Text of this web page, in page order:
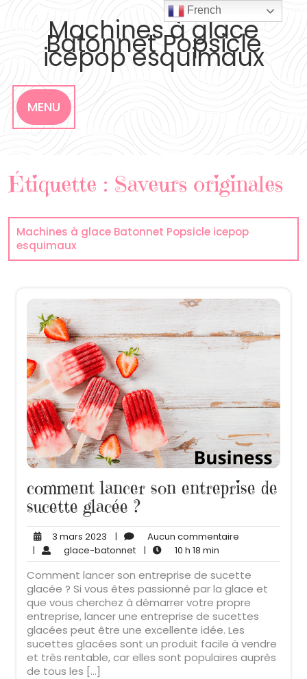
Machines à glace
Batonnet Popsicle
icepop esquimaux
MENU
Étiquette : Saveurs originales
Machines à glace Batonnet Popsicle icepop
esquimaux
comment lancer son entreprise de
sucette glacée ?
3 mars 2023
mars
2023
| Aucun commentaire
| glace-batonnetglace-
batonnet
| 10 h 18 min
h
18
min
Comment lancer son entreprise de sucette
glacée ? Si vous êtes passionné par la glace et
que vous cherchez à démarrer votre propre
entreprise, lancer une entreprise de sucettes
glacées peut être une excellente idée. Les
sucettes glacées sont un produit facile à vendre
et très rentable, car elles sont populaires auprès
de tous les […]
French